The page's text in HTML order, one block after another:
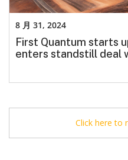
First Quantum starts
enters standstill deal
8 月 31, 2024
Click here to